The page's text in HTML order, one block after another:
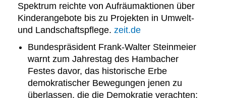
Spektrum reichte von Aufräumaktionen über
Kinderangebote bis zu Projekten in Umwelt-
und Landschaftspflege. zeit.de
Bundespräsident Frank-Walter Steinmeier
warnt zum Jahrestag des Hambacher
Festes davor, das historische Erbe
demokratischer Bewegungen jenen zu
überlassen, die die Demokratie verachten;